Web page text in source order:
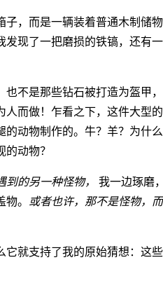
子，而是一辆装着普通木制储
发现了一把磨损的铁镐，还有
也不是那些钻石被打造为盔甲
人而做！乍看之下，这件大型
的动物制作的。牛？羊？为什
动物？
的另一种怪物，
我一边琢磨
。 或者也许，那不是怪物，
它就支持了我的原始猜想：这